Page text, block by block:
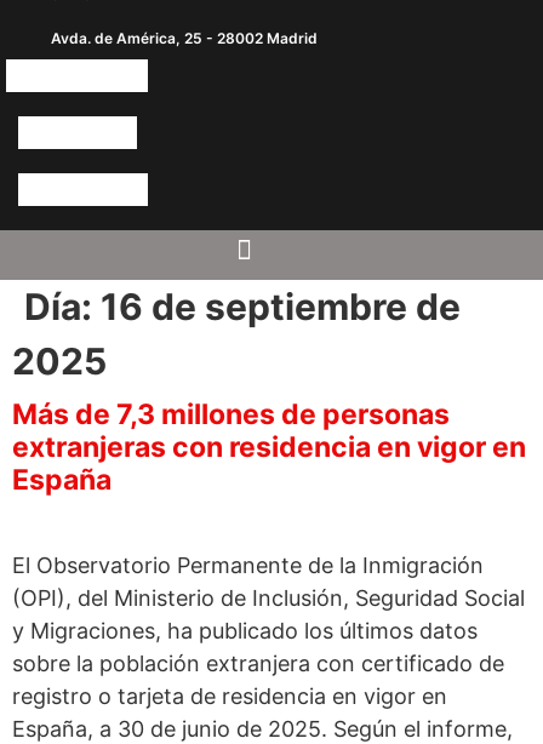
Avda. de América, 25 - 28002 Madrid
Día: 16 de septiembre de
2025
Más de 7,3 millones de personas
extranjeras con residencia en vigor en
España
El Observatorio Permanente de la Inmigración
(OPI), del Ministerio de Inclusión, Seguridad Social
y Migraciones, ha publicado los últimos datos
sobre la población extranjera con certificado de
registro o tarjeta de residencia en vigor en
España, a 30 de junio de 2025. Según el informe,